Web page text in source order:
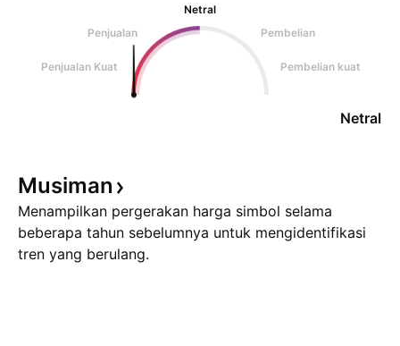
Netral
Penjualan
Pembelian
Penjualan Kuat Pembelian kuat
Netral
Musiman
Menampilkan pergerakan harga simbol selama
beberapa tahun sebelumnya untuk mengidentifikasi
tren yang berulang.